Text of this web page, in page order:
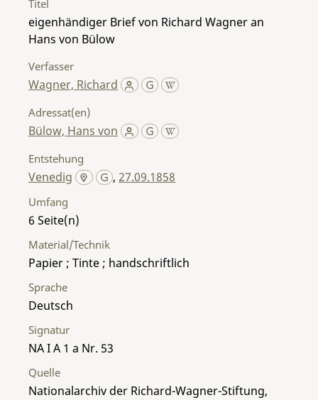
Titel
eigenhändiger Brief von Richard Wagner an
Hans von Bülow
Verfasser
Wagner, Richard
Adressat(en)
Bülow, Hans von
Entstehung
Venedig ,27.09.1858
Umfang
6
Material/Technik
Papier ; Tinte ; handschriftlich
Sprache
Deutsch
Signatur
NA I A 1 a Nr. 53
Quelle
Nationalarchiv der Richard-Wagner-Stiftung,